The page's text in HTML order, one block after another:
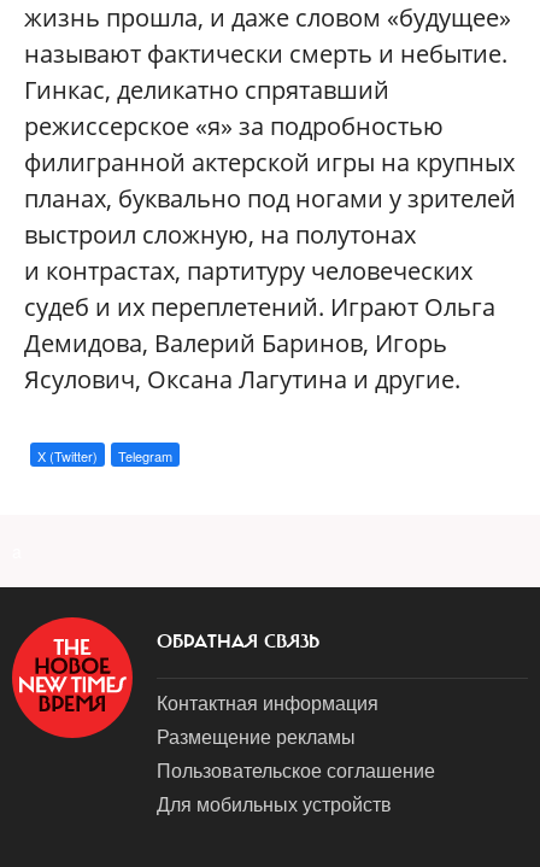
жизнь прошла, и даже словом «будущее»
называют фактически смерть и небытие.
Гинкас, деликатно спрятавший
режиссерское «я» за подробностью
филигранной актерской игры на крупных
планах, буквально под ногами у зрителей
выстроил сложную, на полутонах
и контрастах, партитуру человеческих
судеб и их переплетений. Играют Ольга
Демидова, Валерий Баринов, Игорь
Ясулович, Оксана Лагутина и другие.
X (Twitter) Telegram
ОБРАТНАЯ СВЯЗЬ
Контактная информация
Размещение рекламы
Пользовательское соглашение
Для мобильных устройств